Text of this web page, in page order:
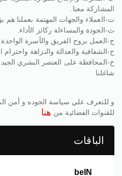
المشاركة معنا.
ت‌-العملاء والجهات المهتمة بعملنا هم
ث‌-الجودة والمساءلة ركائز الأداء.
ج‌-العمل بروح الفريق والأسرة الواحدة.
ح‌-الشفافية والعدالة والنزاهة
خ‌-المحافظة على العنصر البشري الجيد
شاغلنا​
و للتعرف علي سياسة الجوده و أمن
للقنوات الفضائية من هنا
الباقات
beIN